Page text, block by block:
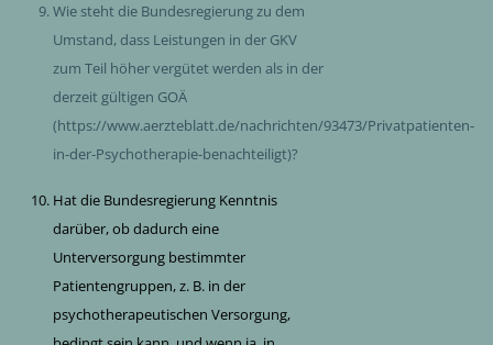
Wie steht die Bundesregierung zu dem
Umstand, dass Leistungen in der GKV
zum Teil höher vergütet werden als in der
derzeit gültigen GOÄ
(https://www.aerzteblatt.de/nachrichten/93473/Privatpatienten-
in-der-Psychotherapie-benachteiligt)?
Hat die Bundesregierung Kenntnis
darüber, ob dadurch eine
Unterversorgung bestimmter
Patientengruppen, z. B. in der
psychotherapeutischen Versorgung,